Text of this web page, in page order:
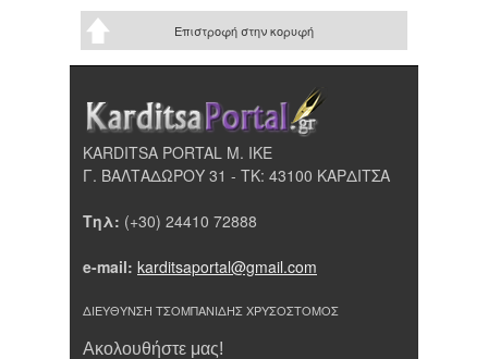
Επιστροφή στην κορυφή
KARDITSA PORTAL Μ. ΙΚΕ
Γ. ΒΑΛΤΑΔΩΡΟΥ 31 - ΤΚ: 43100 ΚΑΡΔΙΤΣΑ
Τηλ: (+30) 24410 72888
e-mail: karditsaportal@gmail.com
ΔΙΕΥΘΥΝΣΗ ΤΣΟΜΠΑΝΙΔΗΣ ΧΡΥΣΟΣΤΟΜΟΣ
Ακολουθήστε μας!